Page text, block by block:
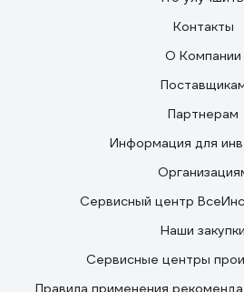
Контакты
О Компании
Партнерам
Информация для
Сервисный центр
Наши закупки
Сервисные центры
Правила применения